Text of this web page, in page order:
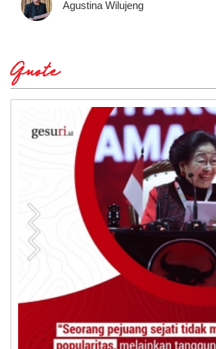
Agustina Wilujeng
Quote